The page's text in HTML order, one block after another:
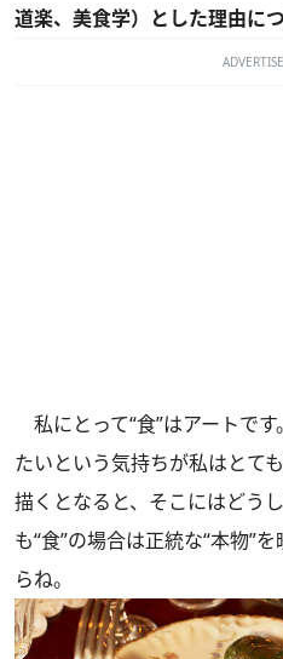
道楽、美食学）とした理由に
私にとって“食”はアートで
たいという気持ちが私はとて
描くとなると、そこにはどう
も“食”の場合は正統な“本物”
らね。